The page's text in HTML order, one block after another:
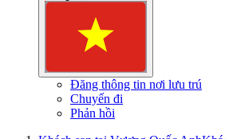
Đăng thông tin nơi lưu trú
Chuyến đi
Phản hồi